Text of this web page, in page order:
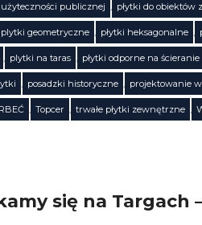
publicznej , płytki do obiektów
plytki geometryczne , płytki heksagonalne ,
, plytki na taras , płytki odporne na ścieranie
, posadzki historyczne , projektowanie
, Topcer , trwałe płytki zewnętrzne ,
się na Targach